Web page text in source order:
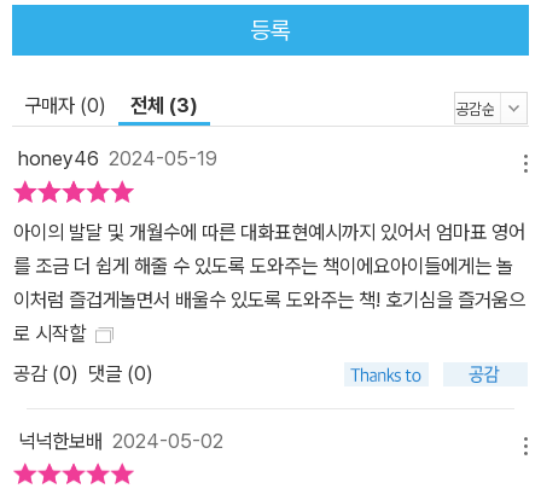
등록
구매자 (0) 전체 (3)
honey46 2024-05-19
아이의 발달 및 개월수에 따른 대화표현예시까지 있어서 엄마표 영어
를 조금 더 쉽게 해줄 수 있도록 도와주는 책이에요아이들에게는 놀
이처럼 즐겁게놀면서 배울수 있도록 도와주는 책! 호기심을 즐거움으
로 시작할
공감 (0) 댓글 (0)
넉넉한보배 2024-05-02